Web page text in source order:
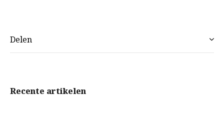
Delen
Recente artikelen